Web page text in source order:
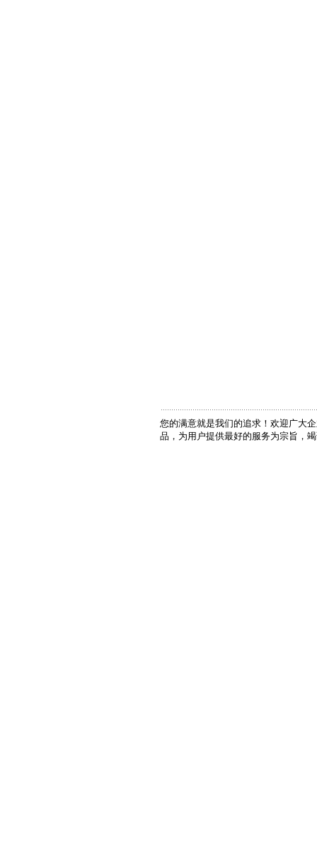
您的满意就是我们的追求！欢迎广大
品，为用户提供最好的服务为宗旨，